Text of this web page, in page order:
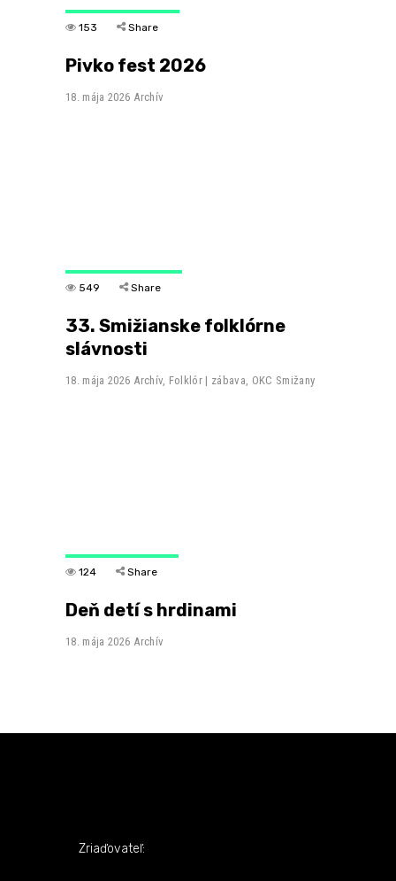
153 Share
Pivko fest 2026
18. mája 2026 Archív
549 Share
33. Smižianske folklórne
slávnosti
18. mája 2026 Archív, Folklór | zábava, OKC Smižany
124 Share
Deň detí s hrdinami
18. mája 2026 Archív
Zriaďovateľ: